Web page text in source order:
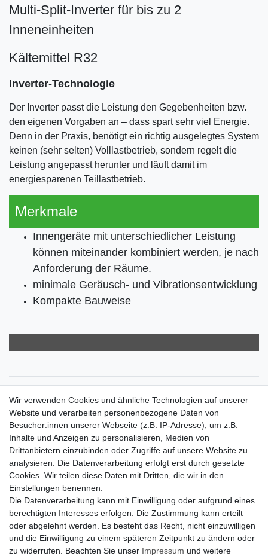
Multi-Split-Inverter für bis zu 2
Inneneinheiten
Kältemittel R32
Inverter-Technologie
Der Inverter passt die Leistung den Gegebenheiten bzw.
den eigenen Vorgaben an – dass spart sehr viel Energie.
Denn in der Praxis, benötigt ein richtig ausgelegtes System
keinen (sehr selten) Volllastbetrieb, sondern regelt die
Leistung angepasst herunter und läuft damit im
energiesparenen Teillastbetrieb.
Merkmale
Innengeräte mit unterschiedlicher Leistung
können miteinander kombiniert werden, je nach
Anforderung der Räume.
minimale Geräusch- und Vibrationsentwicklung
Kompakte Bauweise
Versandkosten
Der Weg zur eigenen Klimaanlage
Inbetriebnahme & Serviceleistungen
Für Interessierte aus der Schweiz
Klimaanlage = Wärmepumpe
Hilfe
Bankverbindung:
encliso GmbH
Kreissparkasse Verl
Kto-Nr. 25007352 - BLZ 47853520
BIC/SWIFT: WELADED1WDB
IBAN: DE07 4785 3520 0025 0073 52
Wir verwenden Cookies und ähnliche Technologien auf unserer
Website und verarbeiten personenbezogene Daten von
Besucher:innen unserer Webseite (z.B. IP-Adresse), um z.B.
Inhalte und Anzeigen zu personalisieren, Medien von
Drittanbietern einzubinden oder Zugriffe auf unsere Website zu
analysieren. Die Datenverarbeitung erfolgt erst durch gesetzte
Cookies. Wir teilen diese Daten mit Dritten, die wir in den
Einstellungen benennen.
Die Datenverarbeitung kann mit Einwilligung oder aufgrund eines
berechtigten Interesses erfolgen. Die Zustimmung kann erteilt
oder abgelehnt werden. Es besteht das Recht, nicht einzuwilligen
und die Einwilligung zu einem späteren Zeitpunkt zu ändern oder
zu widerrufen. Beachten Sie unser Impressum und weitere